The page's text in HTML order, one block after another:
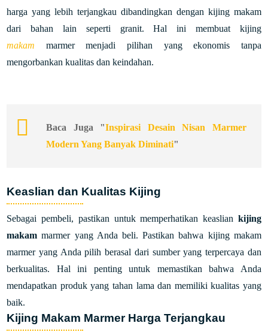
harga yang lebih terjangkau dibandingkan dengan kijing makam
dari bahan lain seperti granit. Hal ini membuat kijing
makam marmer menjadi pilihan yang ekonomis tanpa
mengorbankan kualitas dan keindahan.
Baca Juga "Inspirasi Desain Nisan Marmer
Modern Yang Banyak Diminati"
Keaslian dan Kualitas Kijing
Sebagai pembeli, pastikan untuk memperhatikan keaslian kijing
makam marmer yang Anda beli. Pastikan bahwa kijing makam
marmer yang Anda pilih berasal dari sumber yang terpercaya dan
berkualitas. Hal ini penting untuk memastikan bahwa Anda
mendapatkan produk yang tahan lama dan memiliki kualitas yang
baik.
Kijing Makam Marmer Harga Terjangkau